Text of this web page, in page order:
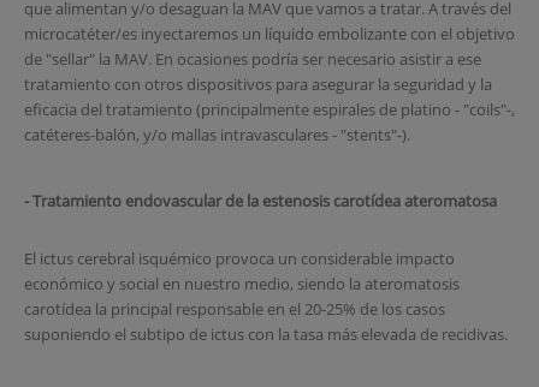
que alimentan y/o desaguan la MAV que vamos a tratar. A través del
microcatéter/es inyectaremos un líquido embolizante con el objetivo
de "sellar" la MAV. En ocasiones podría ser necesario asistir a ese
tratamiento con otros dispositivos para asegurar la seguridad y la
eficacia del tratamiento (principalmente espirales de platino - "coils"-,
catéteres-balón, y/o mallas intravasculares - "stents"-).
- Tratamiento endovascular de la estenosis carotídea ateromatosa
El ictus cerebral isquémico provoca un considerable impacto
económico y social en nuestro medio, siendo la ateromatosis
carotídea la principal responsable en el 20-25% de los casos
suponiendo el subtipo de ictus con la tasa más elevada de recidivas.